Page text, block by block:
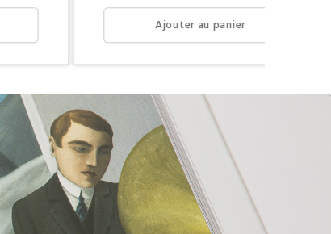
Ajouter au panier